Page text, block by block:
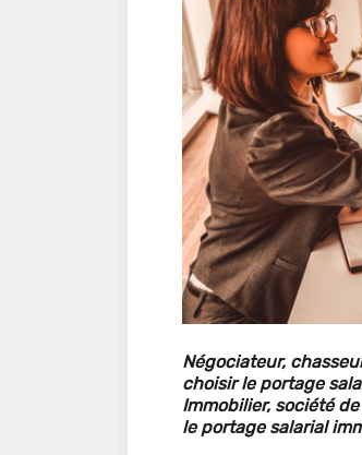
Négociateur,
choisir le portage
Immobilier, société
le portage salarial